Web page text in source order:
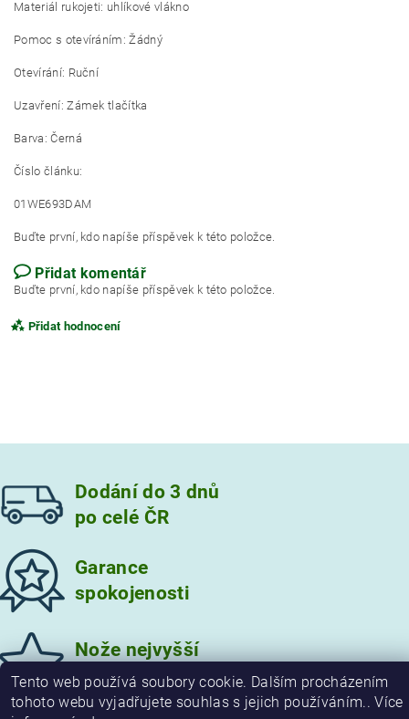
Materiál rukojeti: uhlíkové vlákno
Pomoc s otevíráním: Žádný
Otevírání: Ruční
Uzavření: Zámek tlačítka
Barva: Černá
Číslo článku:
01WE693DAM
Buďte první, kdo napíše příspěvek k této položce.
Přidat komentář
Buďte první, kdo napíše příspěvek k této položce.
Přidat hodnocení
Vložením hodnocení souhlasíte s
Dodání do 3 dnů
po celé ČR
Garance
spokojenosti
Nože nejvyšší
kvality
Tento web používá soubory cookie. Dalším procházením
tohoto webu vyjadřujete souhlas s jejich používáním.. Více